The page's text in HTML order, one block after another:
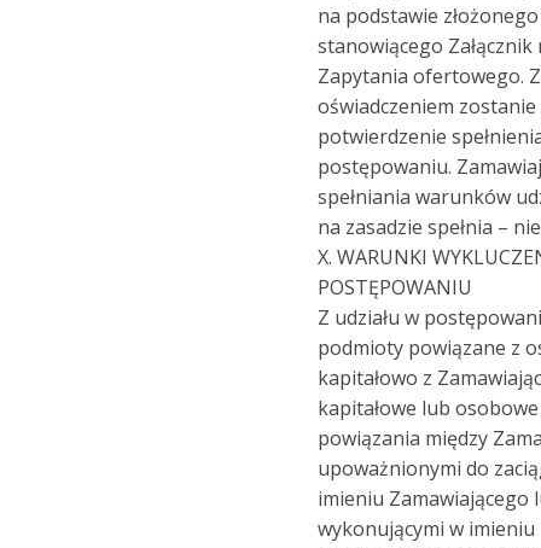
na podstawie
stanowiącego
Zapytania ofertowego.
oświadczeniem
potwierdzenie
postępowaniu.
spełniania warunków
na zasadzie spełnia –
X. WARUNKI
POSTĘPOWANIU
Z udziału w
podmioty powiązane z
kapitałowo z
kapitałowe lub
powiązania między
upoważnionymi do
imieniu Zamawiającego
wykonującymi w